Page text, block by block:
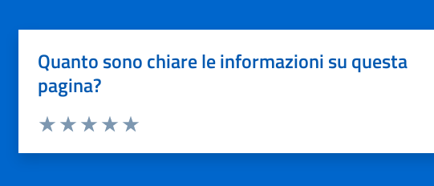
Quanto sono chiare le informazioni su questa
pagina?